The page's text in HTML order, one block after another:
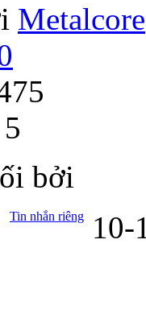
Metalcore
bởi
Tin nhắn riêng